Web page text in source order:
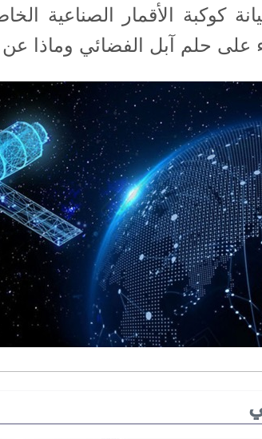
كوكبة الأقمار الصناعية
حلم آبل الفضائي وماذا عن